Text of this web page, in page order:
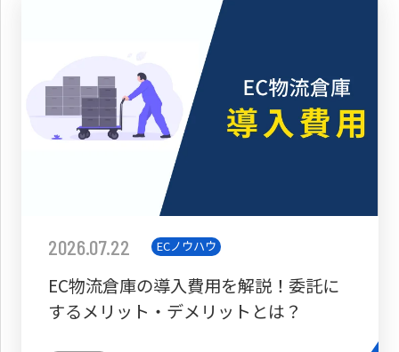
2026.07.22 ECノウハウ
EC物流倉庫の導入費用を解説！委託に
するメリット・デメリットとは？